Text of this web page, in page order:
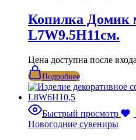
Копилка Домик
L7W9.5H11см.
Цена доступна после входа
Подробнее
Быстрый просмотр
Новогодние сувениры